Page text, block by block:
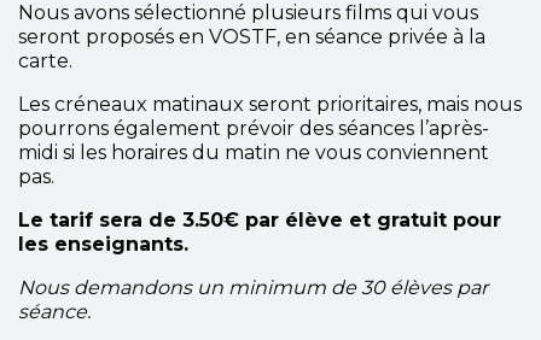
Nous avons sélectionné plusieurs films qui vous
seront proposés en VOSTF, en séance privée à la
carte.
Les créneaux matinaux seront prioritaires, mais nous
pourrons également prévoir des séances l’après-
midi si les horaires du matin ne vous conviennent
pas.
Le tarif sera de 3.50€ par élève et gratuit pour
les enseignants.
Nous demandons un minimum de 30 élèves par
séance.